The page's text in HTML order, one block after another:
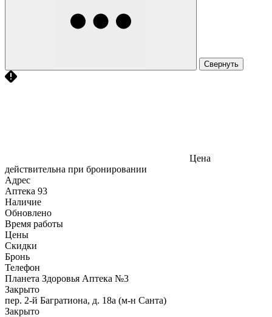
Свернуть
Цена
действительна при бронировании
Адрес
Аптека 93
Наличие
Обновлено
Время работы
Цены
Скидки
Бронь
Телефон
Планета Здоровья Аптека №3
Закрыто
пер. 2-й Багратиона, д. 18а (м-н Санта)
Закрыто